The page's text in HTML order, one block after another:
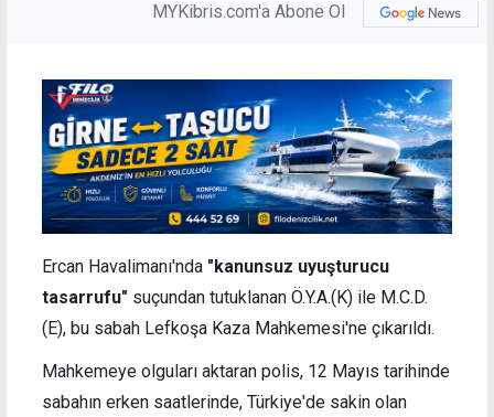
MYKibris.com'a Abone Ol
Ercan Havalimanı'nda "kanunsuz uyuşturucu
tasarrufu" suçundan tutuklanan Ö.Y.A.(K) ile M.C.D.
(E), bu sabah Lefkoşa Kaza Mahkemesi'ne çıkarıldı.
Mahkemeye olguları aktaran polis, 12 Mayıs tarihinde
sabahın erken saatlerinde, Türkiye'de sakin olan